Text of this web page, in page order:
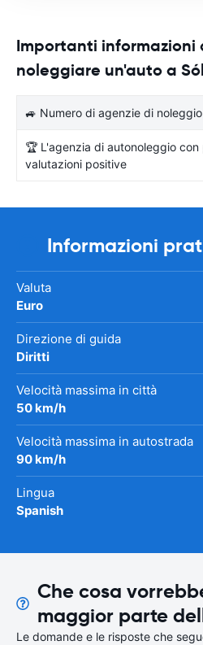
Importanti
noleggiare un'auto a
🚙 Numero di agenzie di noleggio
🏆 L'agenzia di autonoleggio con
valutazioni positive
Informazioni
Valuta
Euro
Direzione di guida
Diritti
Velocità massima in città
50 km/h
Velocità massima in autostrada
90 km/h
Lingua
Spanish
Che cosa
maggior parte
Le domande e le risposte che